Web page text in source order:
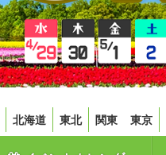
北海道 東北 関東 東京